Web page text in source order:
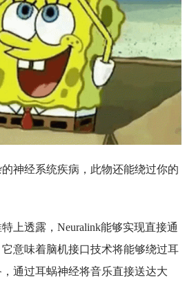
神经系统疾病，此物还能绕过你的
上透露，Neuralink能够实现直接通
意味着脑机接口技术将能够绕过耳
通过耳蜗神经将音乐直接送达大